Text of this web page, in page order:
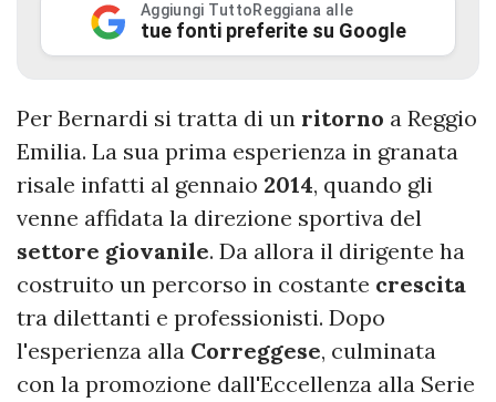
Aggiungi TuttoReggiana alle
tue fonti preferite su Google
Per Bernardi si tratta di un ritorno a Reggio
Emilia. La sua prima esperienza in granata
risale infatti al gennaio 2014, quando gli
venne affidata la direzione sportiva del
settore giovanile. Da allora il dirigente ha
costruito un percorso in costante crescita
tra dilettanti e professionisti. Dopo
l'esperienza alla Correggese, culminata
con la promozione dall'Eccellenza alla Serie